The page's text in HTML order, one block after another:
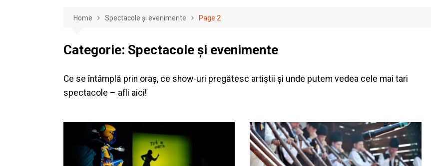
Home Spectacole și evenimente Page 2
Categorie: Spectacole și evenimente
Ce se întâmplă prin oraș, ce show-uri pregătesc artiștii și unde putem vedea cele mai tari
spectacole – afli aici!